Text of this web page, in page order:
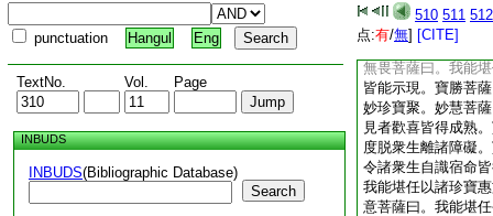
punctuation Hangul Eng
TextNo. Vol. Page
INBUDS
INBUDS(Bibliographic Database)
Search
510 511 512
点:有/無] [CITE]
任隨順種種勝解衆
曰。我能堪任恒以
曰。我能堪任爲諸
無畏菩薩曰。我能
皆能示現。寶勝菩
妙珍寶聚。妙慧菩
見者歡喜皆得成熟
度脱衆生離諸障礙
令諸衆生自識宿命
我能堪任以諸珍寶
意菩薩曰。我能堪